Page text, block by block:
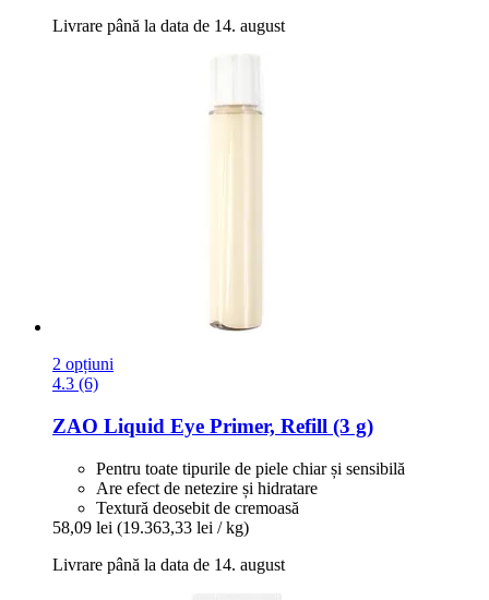
Livrare până la data de 14. august
2 opțiuni
4.3 (6)
ZAO Liquid Eye Primer, Refill (3 g)
Pentru toate tipurile de piele chiar și sensibilă
Are efect de netezire și hidratare
Textură deosebit de cremoasă
58,09 lei (19.363,33 lei / kg)
Livrare până la data de 14. august